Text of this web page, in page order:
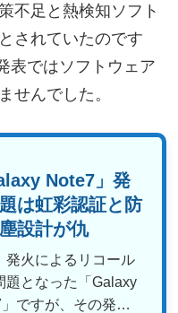
不足と熱検知ソフト
されていたのです
表ではソフトウェア
せんでした。
Note7」発
は虹彩認証と防
設計が仇
発火によるリコール
題となった「Galaxy
ですが、その発火